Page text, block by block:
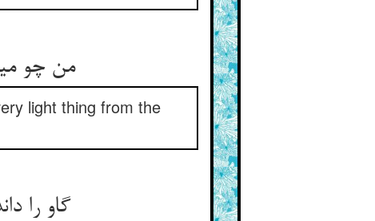
من چو
light thing from the
گاو را